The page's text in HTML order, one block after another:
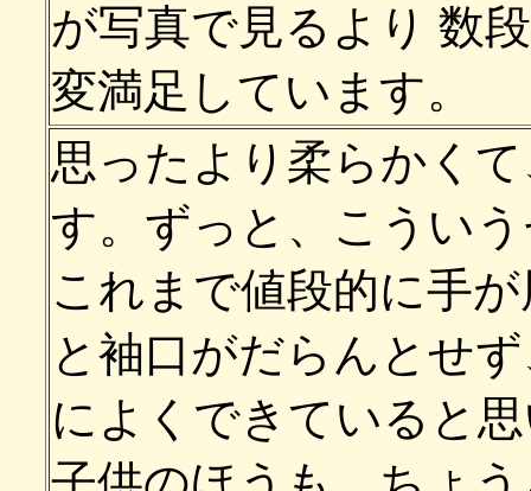
が写真で見るより 数
変満足しています。
思ったより柔らかく
す。ずっと、こうい
これまで値段的に手
と袖口がだらんとせ
によくできていると